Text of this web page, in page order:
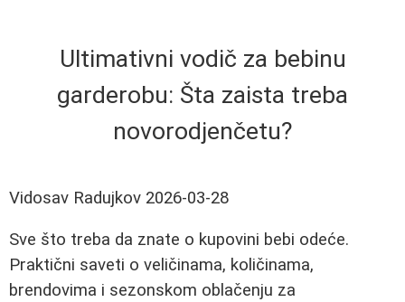
Ultimativni vodič za bebinu
garderobu: Šta zaista treba
novorodjenčetu?
Vidosav Radujkov 2026-03-28
Sve što treba da znate o kupovini bebi odeće.
Praktični saveti o veličinama, količinama,
brendovima i sezonskom oblačenju za